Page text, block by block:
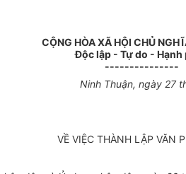
CỘNG HÒA XÃ HỘI CHỦ
Độc lập - Tự do - Hạnh
---------------
Ninh Thuận, ngày 27
VỀ VIỆC THÀNH LẬP VĂN